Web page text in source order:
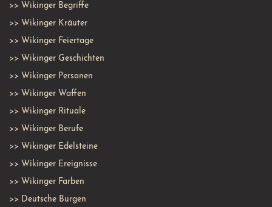
>> Wikinger Begriffe
>> Wikinger Kräuter
>> Wikinger Feiertage
>> Wikinger Geschichten
>> Wikinger Personen
>> Wikinger Waffen
>> Wikinger Rituale
>> Wikinger Berufe
>> Wikinger Edelsteine
>> Wikinger Ereignisse
>> Wikinger Farben
>> Deutsche Burgen